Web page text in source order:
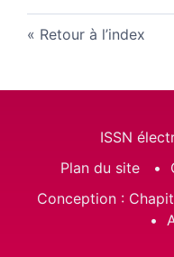
Retour à l’index
ISSN
Plan du site
Conception :